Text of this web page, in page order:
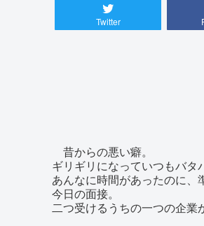
Twitter
昔からの悪い癖。
ギリギリになっていつもバタ
あんなに時間があったのに、
今日の面接。
二つ受けるうちの一つの企業